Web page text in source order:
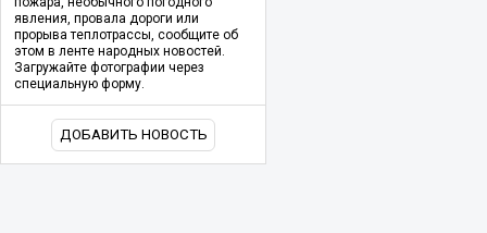
явления, провала дороги или
прорыва теплотрассы, сообщите об
этом в ленте народных новостей.
Загружайте фотографии через
специальную форму.
ДОБАВИТЬ НОВОСТЬ